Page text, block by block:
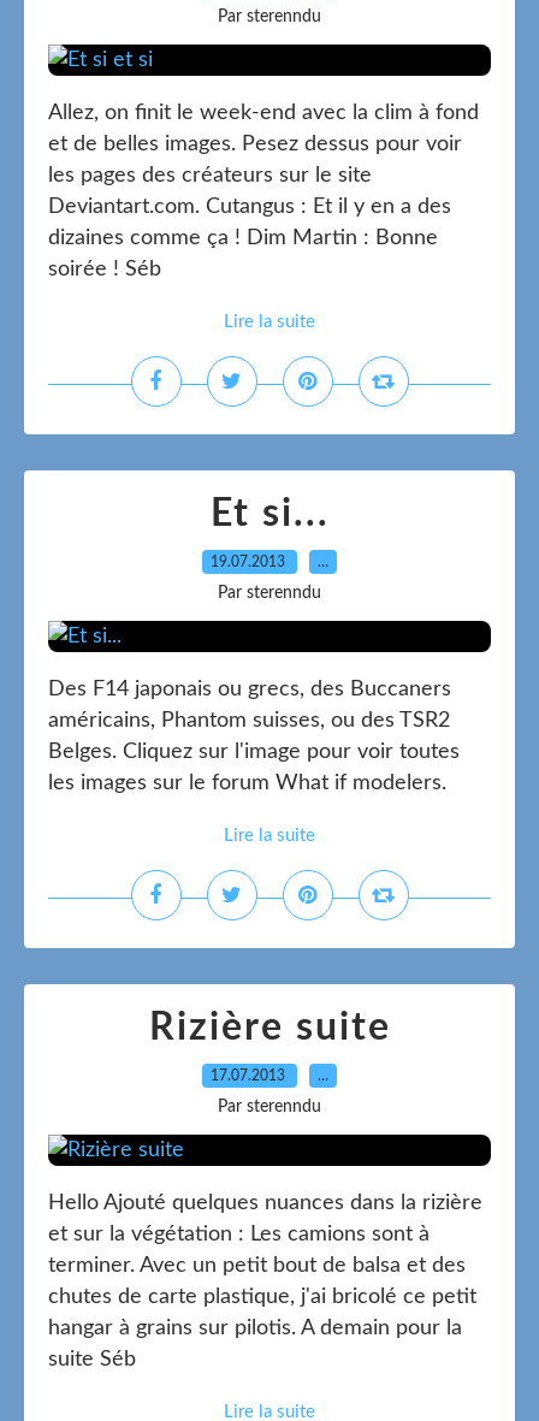
Par sterenndu
Allez, on finit le week-end avec la clim à fond
et de belles images. Pesez dessus pour voir
les pages des créateurs sur le site
Deviantart.com. Cutangus : Et il y en a des
dizaines comme ça ! Dim Martin : Bonne
soirée ! Séb
Lire la suite
Et si...
19.07.2013 …
Par sterenndu
Des F14 japonais ou grecs, des Buccaners
américains, Phantom suisses, ou des TSR2
Belges. Cliquez sur l'image pour voir toutes
les images sur le forum What if modelers.
Lire la suite
Rizière suite
17.07.2013 …
Par sterenndu
Hello Ajouté quelques nuances dans la rizière
et sur la végétation : Les camions sont à
terminer. Avec un petit bout de balsa et des
chutes de carte plastique, j'ai bricolé ce petit
hangar à grains sur pilotis. A demain pour la
suite Séb
Lire la suite